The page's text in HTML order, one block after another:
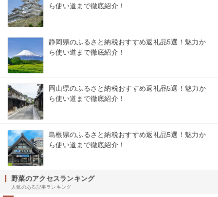
ら使い道まで徹底紹介！
静岡県のふるさと納税おすすめ返礼品5選！魅力か
ら使い道まで徹底紹介！
岡山県のふるさと納税おすすめ返礼品5選！魅力か
ら使い道まで徹底紹介！
島根県のふるさと納税おすすめ返礼品5選！魅力か
ら使い道まで徹底紹介！
野菜のアクセスランキング
人気のある記事ランキング